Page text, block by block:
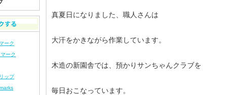
真夏日になりました、職人さんは
大汗をかきながら作業しています。
木造の新園舎では、預かりサンちゃんクラブを
毎日おこなっています。
ーク
ーク
ップ